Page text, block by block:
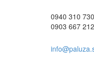
0940 310 730
0903 667 212